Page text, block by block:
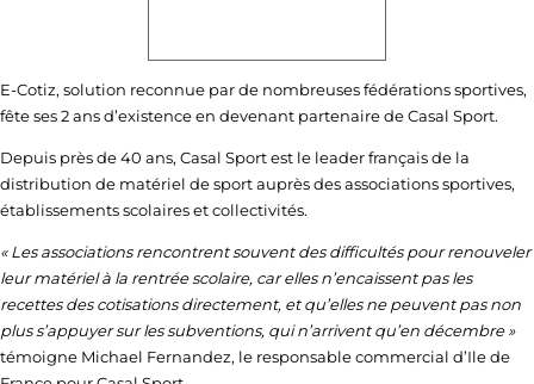
E-Cotiz, solution reconnue par de nombreuses fédérations sportives,
fête ses 2 ans d’existence en devenant partenaire de Casal Sport.
Depuis près de 40 ans, Casal Sport est le leader français de la
distribution de matériel de sport auprès des associations sportives,
établissements scolaires et collectivités.
« Les associations rencontrent souvent des difficultés pour renouveler
leur matériel à la rentrée scolaire, car elles n’encaissent pas les
recettes des cotisations directement, et qu’elles ne peuvent pas non
plus s’appuyer sur les subventions, qui n’arrivent qu’en décembre »
témoigne Michael Fernandez, le responsable commercial d’Ile de